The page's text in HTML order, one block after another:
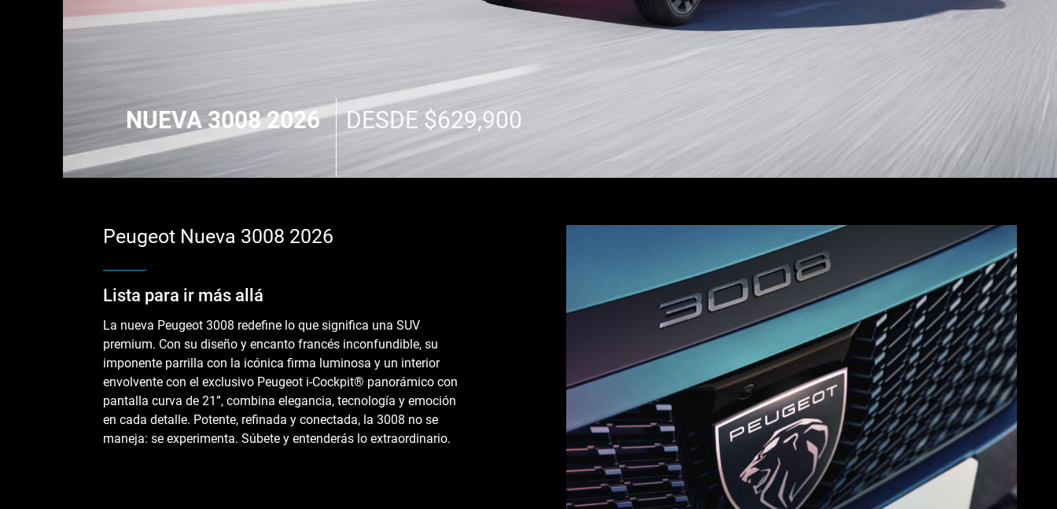
NUEVA 3008 2026 DESDE $629,900
Peugeot Nueva 3008 2026
Lista para ir más allá
La nueva Peugeot 3008 redefine lo que significa una SUV
premium. Con su diseño y encanto francés inconfundible, su
imponente parrilla con la icónica firma luminosa y un interior
envolvente con el exclusivo Peugeot i-Cockpit® panorámico con
pantalla curva de 21”, combina elegancia, tecnología y emoción
en cada detalle. Potente, refinada y conectada, la 3008 no se
maneja: se experimenta. Súbete y entenderás lo extraordinario.